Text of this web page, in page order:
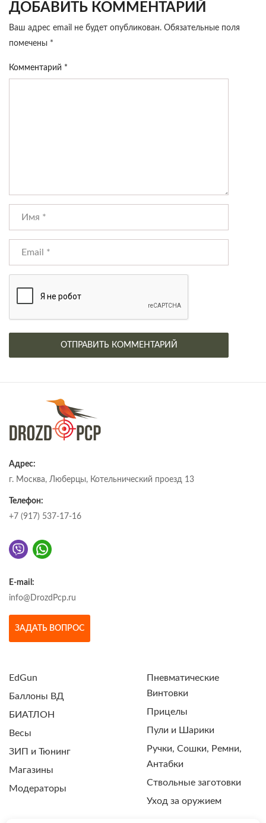
ДОБАВИТЬ КОММЕНТАРИЙ
Ваш адрес email не будет опубликован. Обязательные поля
помечены *
Комментарий *
Адрес:
г. Москва, Люберцы, Котельнический проезд 13
Телефон:
+7 (917) 537-17-16
E-mail:
info@DrozdPcp.ru
ЗАДАТЬ ВОПРОС
EdGun
Баллоны ВД
БИАТЛОН
Весы
ЗИП и Тюнинг
Магазины
Модераторы
Пневматические
Винтовки
Прицелы
Пули и Шарики
Ручки, Сошки, Ремни,
Антабки
Ствольные заготовки
Уход за оружием